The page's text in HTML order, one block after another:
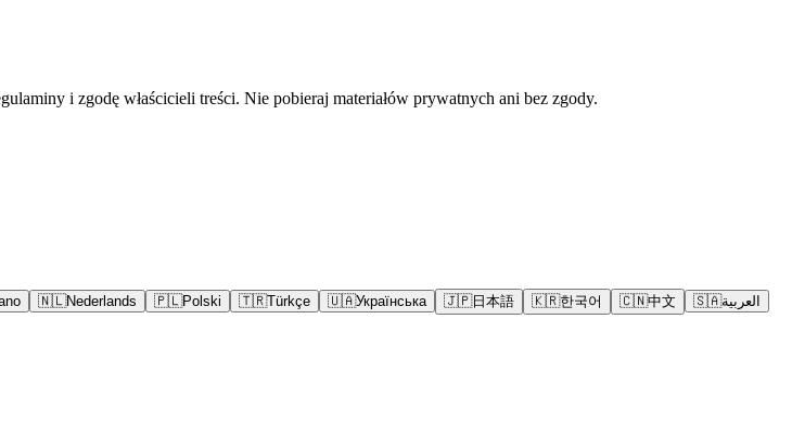
i zgodę właścicieli treści. Nie pobieraj materiałów prywatnych ani bez zgody.
🇳🇱Nederlands 🇵🇱Polski 🇹🇷Türkçe 🇺🇦Українська 🇯🇵日本語 🇰🇷한국어 🇨🇳中文 🇸🇦العربية